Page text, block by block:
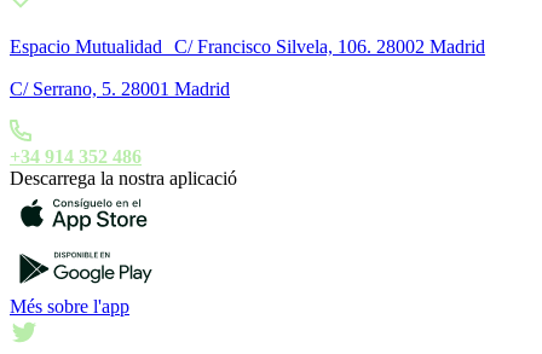
Espacio Mutualidad C/ Francisco Silvela, 106. 28002 Madrid
C/ Serrano, 5. 28001 Madrid
+34 914 352 486
Descarrega la nostra aplicació
Més sobre l'app